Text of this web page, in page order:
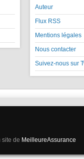
Auteur
Flux RSS
Mentions légales
Nous contacter
Suivez-nous sur
site de MeilleureAssurance